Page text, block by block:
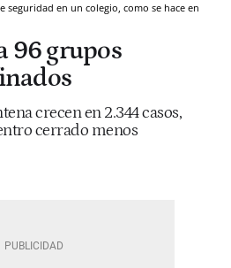
seguridad en un colegio, como se hace en
96 grupos
crecen en 2.344 casos,
cerrado menos